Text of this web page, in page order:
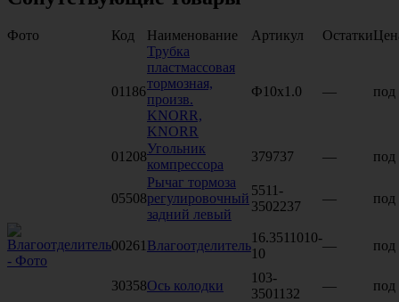
Фото Код Наименование Артикул Остатки
01186
Трубка
пластмассовая
тормозная,
произв.
KNORR,
KNORR
Ф10х1.0 — под
01208
Угольник
компрессора
379737 — под
05508
Рычаг тормоза
регулировочный
задний левый
5511-
3502237
— под
00261 Влагоотделитель
16.3511010-
10
— под
30358Ось колодки
103-
3501132
— под